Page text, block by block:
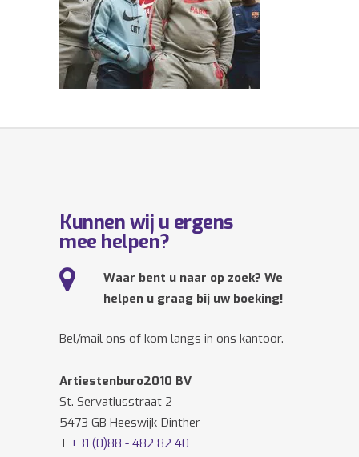
Kunnen wij u ergens
mee helpen?
Waar bent u naar op zoek? We
helpen u graag bij uw boeking!
Bel/mail ons of kom langs in ons kantoor.
Artiestenburo2010 BV
St. Servatiusstraat 2
5473 GB Heeswijk-Dinther
T +31 (0)88 - 482 82 40